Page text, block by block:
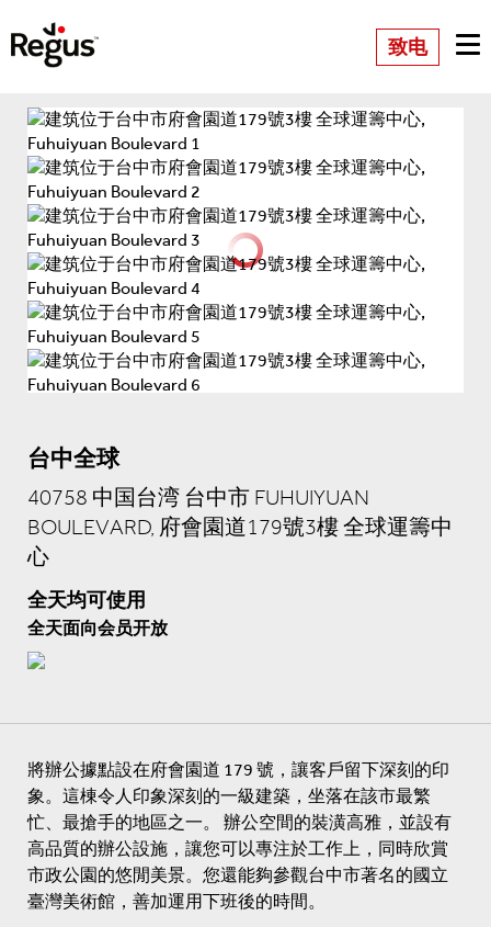
致电
台中全球
40758 中国台湾 台中市 FUHUIYUAN
BOULEVARD, 府會園道179號3樓 全球運籌中
心
全天均可使用
全天面向会员开放
將辦公據點設在府會園道 179 號，讓客戶留下深刻的印
象。這棟令人印象深刻的一級建築，坐落在該市最繁
忙、最搶手的地區之一。 辦公空間的裝潢高雅，並設有
高品質的辦公設施，讓您可以專注於工作上，同時欣賞
市政公園的悠閒美景。您還能夠參觀台中市著名的國立
臺灣美術館，善加運用下班後的時間。